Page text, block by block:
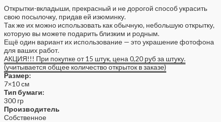
Открытки-вкладыши, прекрасный и не дорогой способ украсить
свою посылочку, придав ей изюминку.
Так же их можно использовать как обычную, небольшую открытку,
которую вы можете подарить близким и родным.
Ещё один вариант их использование — это украшение фотофона
для ваших работ.
АКЦИЯ!!! При покупке от 15 штук, цена 0,20 руб за штуку.
(учитывается общее количество открыток в заказе)
Размер:
7×10 см
Тип бумаги:
300 гр
Производитель
Собственное